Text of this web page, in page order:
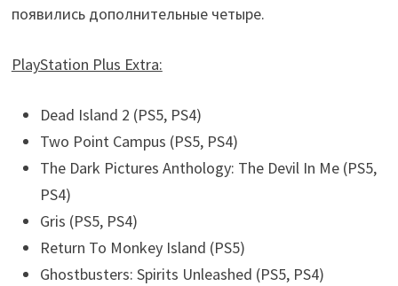
появились дополнительные четыре.
PlayStation Plus Extra:
Dead Island 2 (PS5, PS4)
Two Point Campus (PS5, PS4)
The Dark Pictures Anthology: The Devil In Me (PS5,
PS4)
Gris (PS5, PS4)
Return To Monkey Island (PS5)
Ghostbusters: Spirits Unleashed (PS5, PS4)